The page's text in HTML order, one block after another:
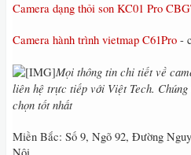
Camera dạng thỏi son KC01 Pro
Camera hành trình vietmap C61Pro -
Mọi thông tin chi tiết về
liên hệ trực tiếp với Việt Tech.
chọn tốt nhất
Miền Bắc: Số 9, Ngõ 92, Đường